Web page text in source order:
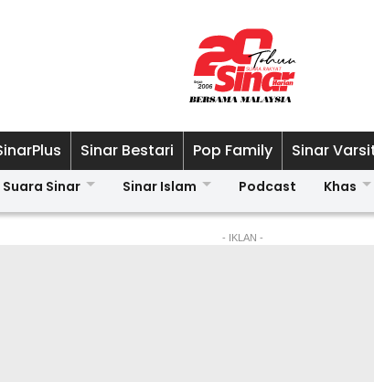
Sinar Bestari Pop Family Sinar
Suara Sinar Sinar Islam Podcast Khas
- IKLAN -